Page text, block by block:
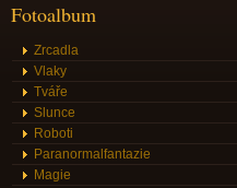
Fotoalbum
Zrcadla
Vlaky
Tváře
Slunce
Roboti
Paranormalfantazie
Magie